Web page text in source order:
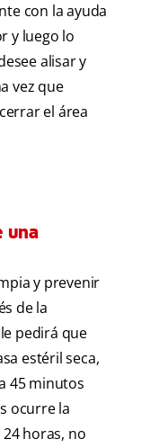
con la ayuda
y luego lo
alisar y
vez que
el área
una
y prevenir
de la
pedirá que
estéril seca,
45 minutos
ocurre la
horas, no